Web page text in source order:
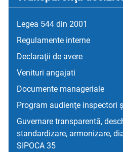
Legea 544 din 2001
Regulamente interne
Declaraţii de avere
Venituri angajati
Documente manageriale
Program audienţe inspectori
Guvernare transparentă,
standardizare, armonizare,
SIPOCA 35